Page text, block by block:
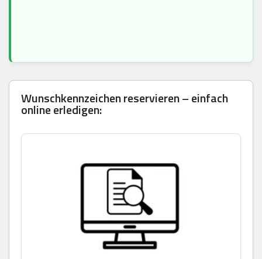
Wunschkennzeichen reservieren – einfach
online erledigen: